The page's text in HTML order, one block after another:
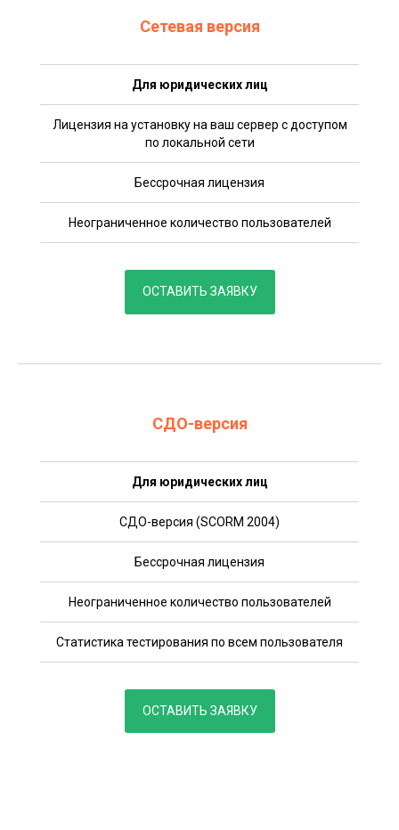
Сетевая версия
Для юридических лиц
Лицензия на установку на ваш сервер с доступом
по локальной сети
Бессрочная лицензия
Неограниченное количество пользователей
ОСТАВИТЬ ЗАЯВКУ
СДО-версия
Для юридических лиц
СДО-версия (SCORM 2004)
Бессрочная лицензия
Неограниченное количество пользователей
Статистика тестирования по всем пользователя
ОСТАВИТЬ ЗАЯВКУ